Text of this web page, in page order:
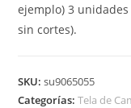
ejemplo) 3
sin cortes).
SKU:su9065055
Categorías:Tela de